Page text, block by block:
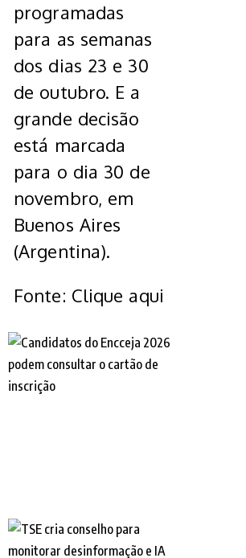
programadas
para as semanas
dos dias 23 e 30
de outubro. E a
grande decisão
está marcada
para o dia 30 de
novembro, em
Buenos Aires
(Argentina).
Fonte: Clique aqui